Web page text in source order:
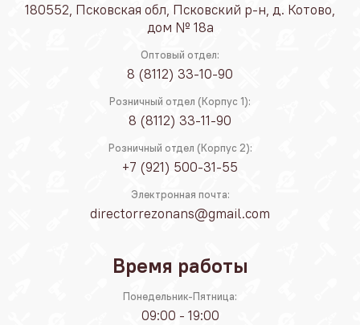
180552, Псковская обл, Псковский р-н, д. Котово,
дом № 18а
Оптовый отдел:
8 (8112) 33-10-90
Розничный отдел (Корпус 1):
8 (8112) 33-11-90
Розничный отдел (Корпус 2):
+7 (921) 500-31-55
Электронная почта:
directorrezonans@gmail.com
Время работы
Понедельник-Пятница:
09:00 - 19:00